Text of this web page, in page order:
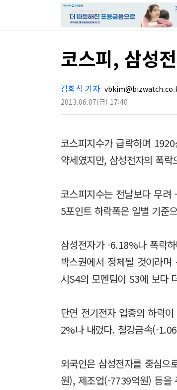
코스피, 삼성
김희석 기자
2013.06.07(금) 17:40
코스피지수가 급락하며
약세였지만, 삼성전자의 폭
코스피지수는 전날보다 무
5포인트 하락폭은 일별 기준
삼성전자가 -6.18%나 폭락
박스권에서 정체될 것이라
시S4의 모멘텀이 S3에 보다
단연 전기전자 업종의 하락
2%나 내렸다. 철강금속(-
외국인은 삼성전자를 중심
원), 제조업(-7739억원) 등을